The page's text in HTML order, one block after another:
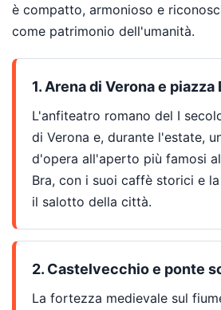
è compatto, armonioso e
come patrimonio dell'umanità.
1. Arena di Verona e piazza
L'anfiteatro romano del I
di Verona e, durante l'estate,
d'opera all'aperto più famosi
Bra, con i suoi caffè storici e
il salotto della città.
2. Castelvecchio e ponte
La fortezza medievale sul